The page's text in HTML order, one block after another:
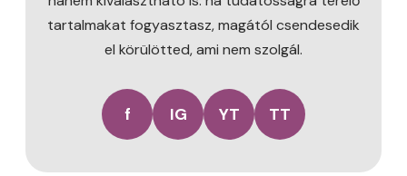
tartalmakat fogyasztasz, magától csendesedik
el körülötted, ami nem szolgál.
f IG YT TT